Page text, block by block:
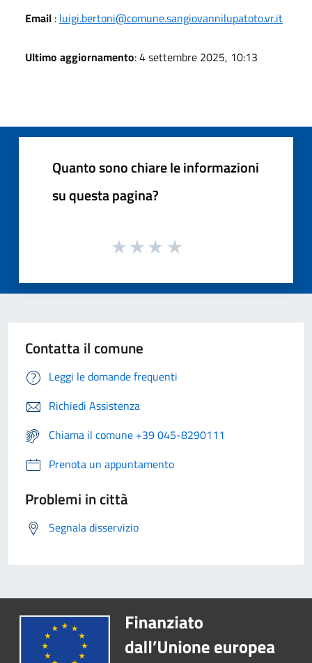
Email : luigi.bertoni@comune.sangiovannilupatoto.vr.it
Ultimo aggiornamento: 4 settembre 2025, 10:13
Quanto sono chiare le informazioni
su questa pagina?
Contatta il comune
Leggi le domande frequenti
Richiedi Assistenza
Chiama il comune +39 045-8290111
Prenota un appuntamento
Problemi in città
Segnala disservizio